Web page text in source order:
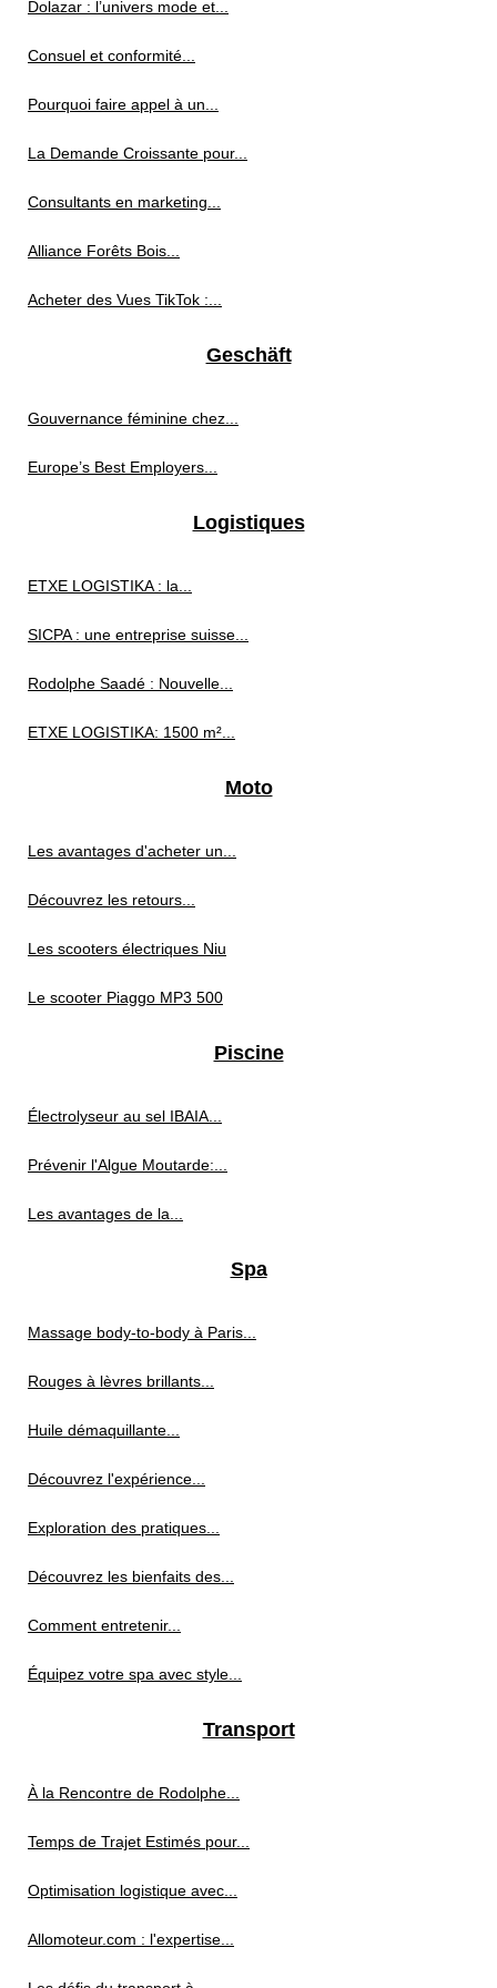
Dolazar : l’univers mode et...
Consuel et conformité...
Pourquoi faire appel à un...
La Demande Croissante pour...
Consultants en marketing...
Alliance Forêts Bois...
Acheter des Vues TikTok :...
Geschäft
Gouvernance féminine chez...
Europe’s Best Employers...
Logistiques
ETXE LOGISTIKA : la...
SICPA : une entreprise suisse...
Rodolphe Saadé : Nouvelle...
ETXE LOGISTIKA: 1500 m²...
Moto
Les avantages d'acheter un...
Découvrez les retours...
Les scooters électriques Niu
Le scooter Piaggo MP3 500
Piscine
Électrolyseur au sel IBAIA...
Prévenir l'Algue Moutarde:...
Les avantages de la...
Spa
Massage body-to-body à Paris...
Rouges à lèvres brillants...
Huile démaquillante...
Découvrez l'expérience...
Exploration des pratiques...
Découvrez les bienfaits des...
Comment entretenir...
Équipez votre spa avec style...
Transport
À la Rencontre de Rodolphe...
Temps de Trajet Estimés pour...
Optimisation logistique avec...
Allomoteur.com : l'expertise...